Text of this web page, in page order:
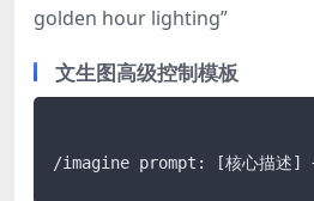
golden hour lighting”
文生图高级控制模板